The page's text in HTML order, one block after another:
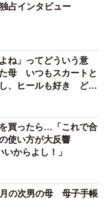
占インタビュー
ね」ってどういう意
母 いつもスカートと
、ヒールも好き どの
買ったら…「これで合
使い方が大反響
いからよし！」
の次男の母 母子手帳